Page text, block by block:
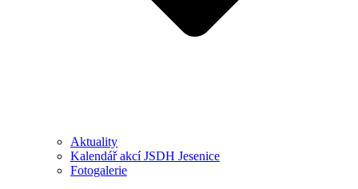
Aktuality
Kalendář akcí JSDH Jesenice
Fotogalerie